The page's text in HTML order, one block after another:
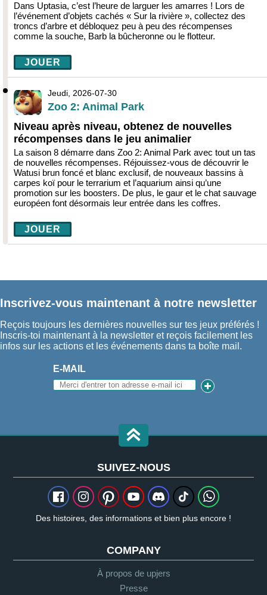
Dans Uptasia, c’est l’heure de larguer les amarres ! Lors de
l’événement d’objets cachés « Sur la rivière », collectez des
troncs d’arbre et débloquez peu à peu des récompenses
comme la souche, Barb la bûcheronne ou le flotteur.
JOUER
Jeudi, 2026-07-30
Zoo 2: Animal Park
Niveau après niveau, obtenez de nouvelles
récompenses dans le jeu animalier
La saison 8 démarre dans Zoo 2: Animal Park avec tout un tas
de nouvelles récompenses. Réjouissez-vous de découvrir le
Watusi brun foncé et blanc exclusif, de nouveaux bassins à
carpes koï pour le terrarium et l’aquarium ainsi qu’une
promotion sur les boosters. De plus, le gaur et le chat sauvage
européen font désormais leur entrée dans les coffres.
JOUER
Inscrivez-vous maintenant à notre newsletter
Reçois toujours les dernières nouvelles sur tes jeux préférés !
Inscris-toi maintenant à la newsletter et reçois facilement les
infos sur les actions et les événements dans ta boîte mail.
E-MAIL
SUIVEZ-NOUS
Des histoires, des informations et bien plus encore !
COMPANY
À propos de upjers
Presse